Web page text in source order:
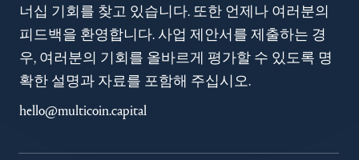
너십 기회를 찾고 있습니다. 또한 언제나 여러분의
피드백을 환영합니다. 사업 제안서를 제출하는 경
우, 여러분의 기회를 올바르게 평가할 수 있도록 명
확한 설명과 자료를 포함해 주십시오.
hello@multicoin.capital